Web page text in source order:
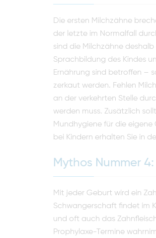
Die ersten Milchzähne
der letzte im Normalfall
sind die Milchzähne
Sprachbildung des Kindes
Ernährung sind betroffen –
zerkaut werden. Fehlen
an der verkehrten Stelle
werden muss. Zusätzlich
Mundhygiene für die
bei Kindern erhalten Sie in
Mythos Nummer
Mit jeder Geburt wird ein
Schwangerschaft findet im
und oft auch das
Prophylaxe-Termine